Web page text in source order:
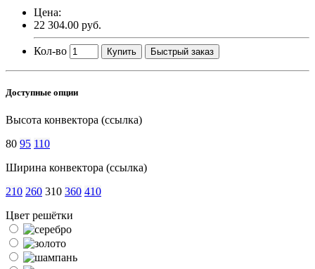
Цена:
22 304.00 руб.
Кол-во Купить Быстрый заказ
Доступные опции
Высота конвектора (ссылка)
80 95 110
Ширина конвектора (ссылка)
210 260 310 360 410
Цвет решётки